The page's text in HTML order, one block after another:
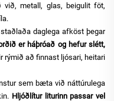
við, metall, glas, beigulit föt,
daglega afköst þegar
er háþróað og hefur slétt,
rýmið að finnast ljósari, heitari
sem bæta við náttúrulega
Hljóðlítur liturinn passar vel